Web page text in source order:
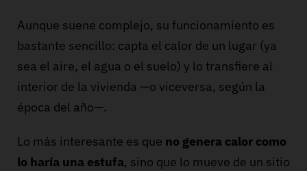
Aunque suene complejo, su funcionamiento es
bastante sencillo: capta el calor de un lugar (ya
sea el aire, el agua o el suelo) y lo transfiere al
interior de la vivienda —o viceversa, según la
época del año—.
Lo más interesante es que no genera calor como
lo haría una estufa, sino que lo mueve de un sitio